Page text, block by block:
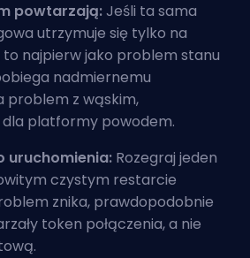
powtarzają:Jeśli ta sama
utrzymuje się tylko na
najpierw jako problem stanu
nadmiernemu
problem z wąskim,
platformy powodem.
uruchomienia: Rozegraj jeden
czystym restarcie
znika, prawdopodobnie
token połączenia, a nie